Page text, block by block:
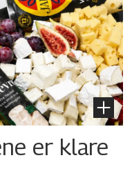
er klare